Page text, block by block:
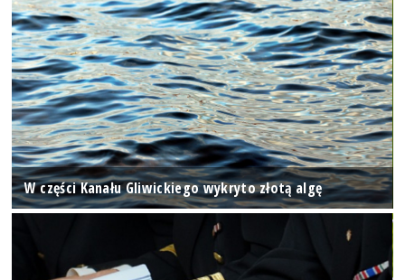
W części Kanału Gliwickiego wykryto złotą algę